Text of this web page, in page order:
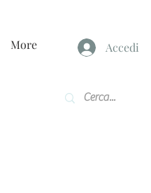
More Accedi